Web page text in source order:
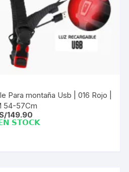
Para montaña Usb | 016 Rojo |
54-57Cm
149.90
𝗦𝗧𝗢𝗖𝗞